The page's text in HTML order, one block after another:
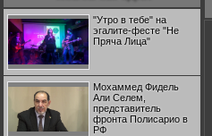
"Утро в тебе" на
эгалите-фесте "Не
Пряча Лица"
Мохаммед Фидель
Али Селем,
представитель
фронта Полисарио в
РФ